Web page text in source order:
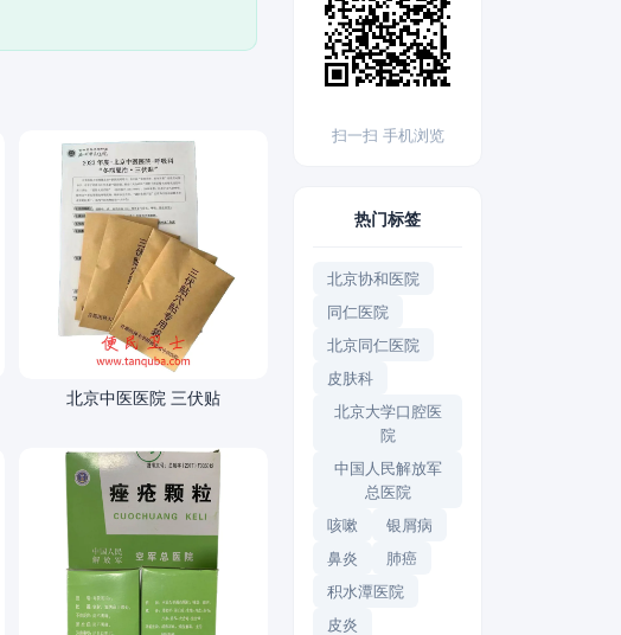
北京中医医院 三伏贴
扫一扫 手机浏览
热门标签
北京协和医院
同仁医院
北京同仁医院
皮肤科
北京大学口腔医
院
中国人民解放军
总医院
咳嗽
银屑病
鼻炎
肺癌
积水潭医院
皮炎